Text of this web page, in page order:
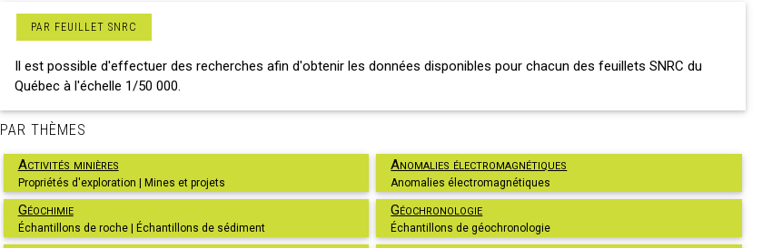
PAR FEUILLET SNRC
Il est possible d'effectuer des recherches afin d'obtenir les données disponibles pour chacun des feuillets SNRC du
Québec à l'échelle 1/50 000.
PAR THÈMES
Activités minières
Propriétés d'exploration | Mines et projets
Anomalies électromagnétiques
Anomalies électromagnétiques
Géochimie
Échantillons de roche | Échantillons de sédiment
Géochronologie
Échantillons de géochronologie